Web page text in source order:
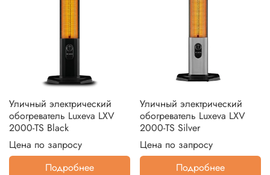
Уличный электрический
обогреватель Luxeva LXV
2000-TS Black
Цена по запросу
Подробнее
Уличный электрический
обогреватель Luxeva LXV
2000-TS Silver
Цена по запросу
Подробнее